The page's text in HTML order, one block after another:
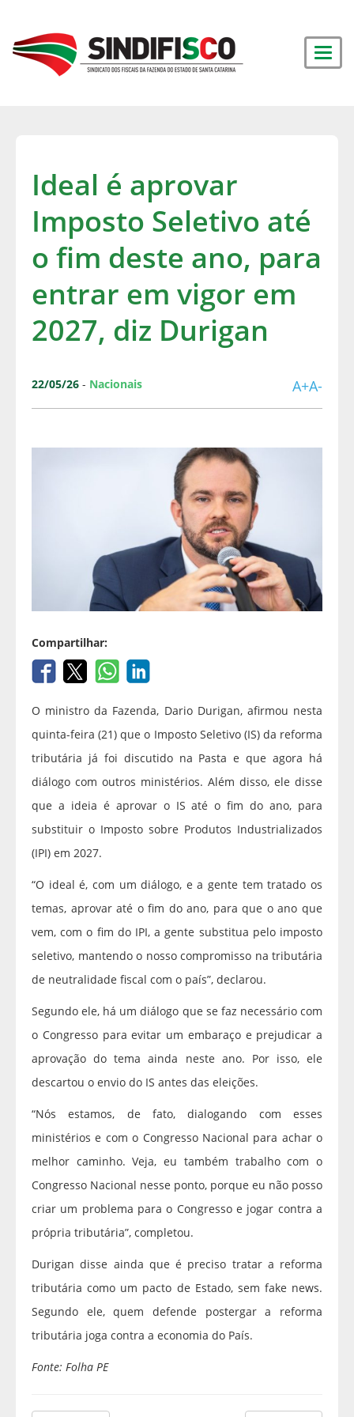
Ideal é aprovar
Imposto Seletivo até
o fim deste ano, para
entrar em vigor em
2027, diz Durigan
22/05/26 - Nacionais A+A-
Compartilhar:
O ministro da Fazenda, Dario Durigan, afirmou nesta
quinta-feira (21) que o Imposto Seletivo (IS) da reforma
tributária já foi discutido na Pasta e que agora há
diálogo com outros ministérios. Além disso, ele disse
que a ideia é aprovar o IS até o fim do ano, para
substituir o Imposto sobre Produtos Industrializados
(IPI) em 2027.
“O ideal é, com um diálogo, e a gente tem tratado os
temas, aprovar até o fim do ano, para que o ano que
vem, com o fim do IPI, a gente substitua pelo imposto
seletivo, mantendo o nosso compromisso na tributária
de neutralidade fiscal com o país”, declarou.
Segundo ele, há um diálogo que se faz necessário com
o Congresso para evitar um embaraço e prejudicar a
aprovação do tema ainda neste ano. Por isso, ele
descartou o envio do IS antes das eleições.
“Nós estamos, de fato, dialogando com esses
ministérios e com o Congresso Nacional para achar o
melhor caminho. Veja, eu também trabalho com o
Congresso Nacional nesse ponto, porque eu não posso
criar um problema para o Congresso e jogar contra a
própria tributária”, completou.
Durigan disse ainda que é preciso tratar a reforma
tributária como um pacto de Estado, sem fake news.
Segundo ele, quem defende postergar a reforma
tributária joga contra a economia do País.
Fonte: Folha PE